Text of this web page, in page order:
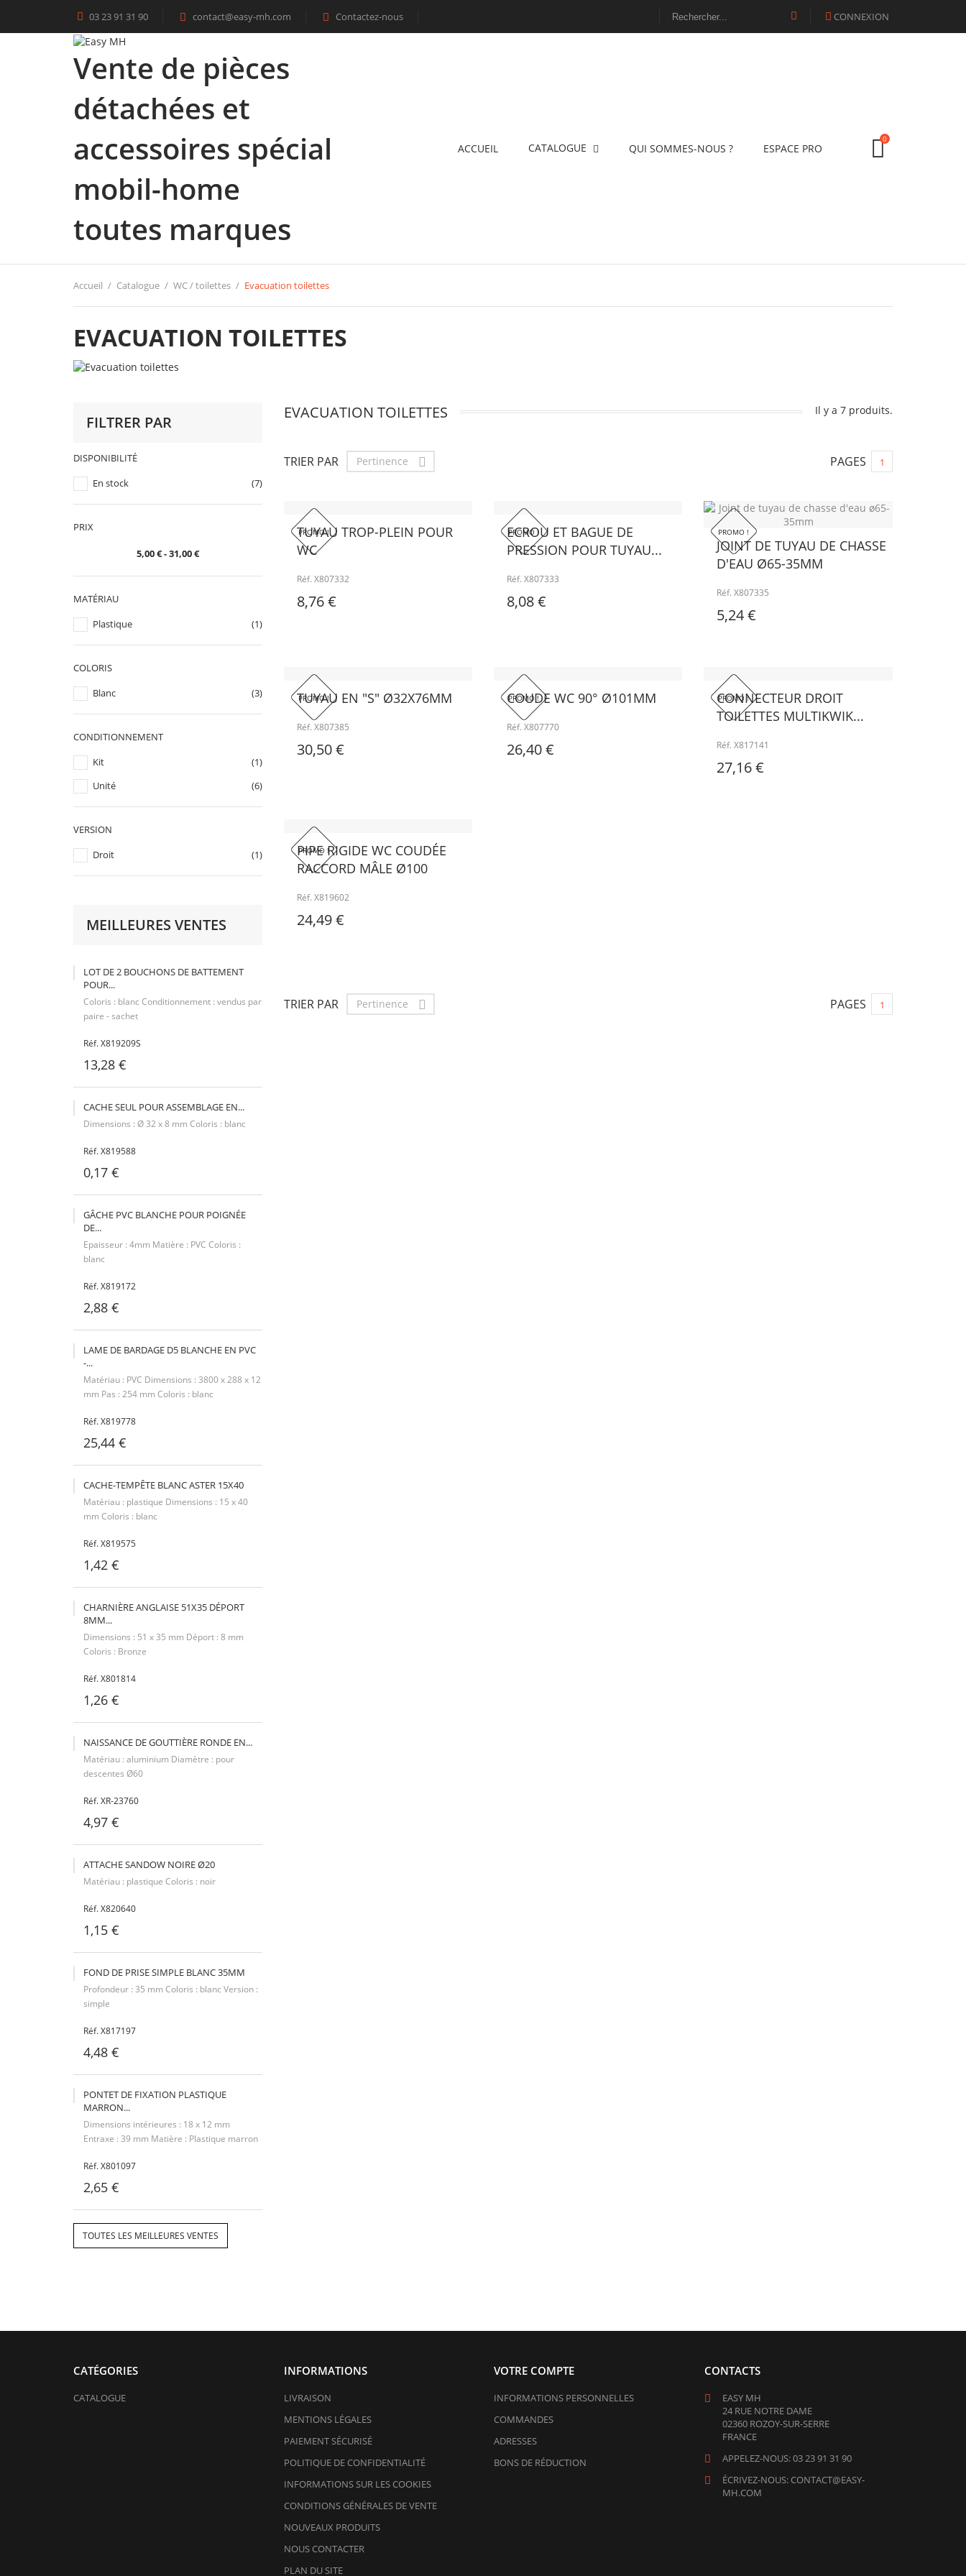
03 23 91 31 90  contact@easy-mh.com  Contactez-nous  CONNEXION
Vente de pièces
détachées et
accessoires spécial
mobil-home
toutes marques
ACCUEIL CATALOGUE QUI SOMMES-NOUS ? ESPACE PRO
0
Accueil Catalogue WC / toilettes Evacuation toilettes
EVACUATION TOILETTES
FILTRER PAR
DISPONIBILITÉ
En stock
(7)
PRIX
5,00 € - 31,00 €
MATÉRIAU
Plastique
(1)
COLORIS
Blanc
(3)
CONDITIONNEMENT
Kit
(1)
Unité
(6)
VERSION
Droit
(1)
MEILLEURES VENTES
LOT DE 2 BOUCHONS DE BATTEMENT
POUR...
Coloris : blanc Conditionnement : vendus par
paire - sachet
Réf. X819209S
13,28 €
CACHE SEUL POUR ASSEMBLAGE EN...
Dimensions : Ø 32 x 8 mm Coloris : blanc
Réf. X819588
0,17 €
GÂCHE PVC BLANCHE POUR POIGNÉE
DE...
Epaisseur : 4mm Matière : PVC Coloris :
blanc
Réf. X819172
2,88 €
LAME DE BARDAGE D5 BLANCHE EN PVC
-...
Matériau : PVC Dimensions : 3800 x 288 x 12
mm Pas : 254 mm Coloris : blanc
Réf. X819778
25,44 €
CACHE-TEMPÊTE BLANC ASTER 15X40
Matériau : plastique Dimensions : 15 x 40
mm Coloris : blanc
Réf. X819575
1,42 €
CHARNIÈRE ANGLAISE 51X35 DÉPORT
8MM...
Dimensions : 51 x 35 mm Déport : 8 mm
Coloris : Bronze
Réf. X801814
1,26 €
NAISSANCE DE GOUTTIÈRE RONDE EN...
Matériau : aluminium Diamètre : pour
descentes Ø60
Réf. XR-23760
4,97 €
ATTACHE SANDOW NOIRE Ø20
Matériau : plastique Coloris : noir
Réf. X820640
1,15 €
FOND DE PRISE SIMPLE BLANC 35MM
Profondeur : 35 mm Coloris : blanc Version :
simple
Réf. X817197
4,48 €
PONTET DE FIXATION PLASTIQUE
MARRON...
Dimensions intérieures : 18 x 12 mm
Entraxe : 39 mm Matière : Plastique marron
Réf. X801097
2,65 €
TOUTES LES MEILLEURES VENTES
EVACUATION TOILETTES Il y a 7 produits.
TRIER PAR Pertinence  PAGES 1
PROMO !
TUYAU TROP-PLEIN POUR
WC
Réf. X807332
8,76 €
PROMO !
ECROU ET BAGUE DE
PRESSION POUR TUYAU...
Réf. X807333
8,08 €
PROMO !
JOINT DE TUYAU DE CHASSE
D'EAU Ø65-35MM
Réf. X807335
5,24 €
PROMO !
TUYAU EN "S" Ø32X76MM
Réf. X807385
30,50 €
PROMO !
COUDE WC 90° Ø101MM
Réf. X807770
26,40 €
PROMO !
CONNECTEUR DROIT
TOILETTES MULTIKWIK...
Réf. X817141
27,16 €
PROMO !
PIPE RIGIDE WC COUDÉE
RACCORD MÂLE Ø100
Réf. X819602
24,49 €
TRIER PAR Pertinence  PAGES 1
CATÉGORIES
CATALOGUE
INFORMATIONS
LIVRAISON
MENTIONS LÉGALES
PAIEMENT SÉCURISÉ
POLITIQUE DE CONFIDENTIALITÉ
INFORMATIONS SUR LES COOKIES
CONDITIONS GÉNÉRALES DE VENTE
NOUVEAUX PRODUITS
NOUS CONTACTER
PLAN DU SITE
VOTRE COMPTE
INFORMATIONS PERSONNELLES
COMMANDES
ADRESSES
BONS DE RÉDUCTION
CONTACTS
EASY MH
24 RUE NOTRE DAME
02360 ROZOY-SUR-SERRE
FRANCE
APPELEZ-NOUS: 03 23 91 31 90
ÉCRIVEZ-NOUS: CONTACT@EASY-
MH.COM